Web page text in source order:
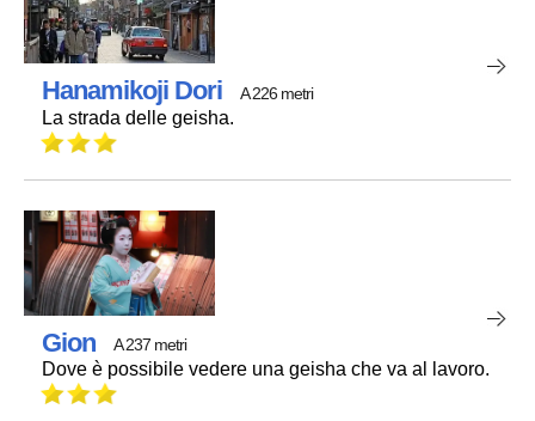
Hanamikoji Dori A 226 metri
La strada delle geisha.
Gion A 237 metri
Dove è possibile vedere una geisha che va al lavoro.